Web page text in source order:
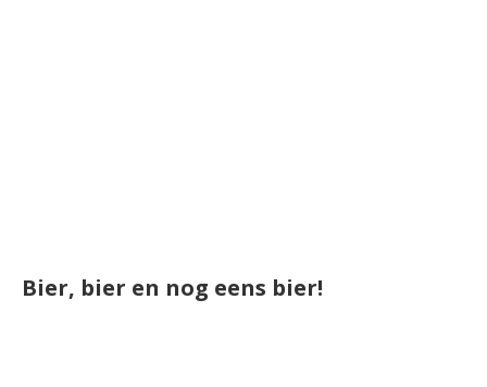
Bier, bier en nog eens bier!